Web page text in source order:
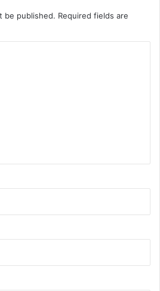
be published. Required fields are